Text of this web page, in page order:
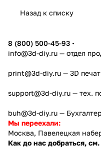
Назад к списку
8 (800) 500-45-93
info@3d-diy.ru — отдел
print@3d-diy.ru — 3D
support@3d-diy.ru — тех.
buh@3d-diy.ru —
Мы переехали:
Москва, Павелецкая
Как до нас добраться, см.